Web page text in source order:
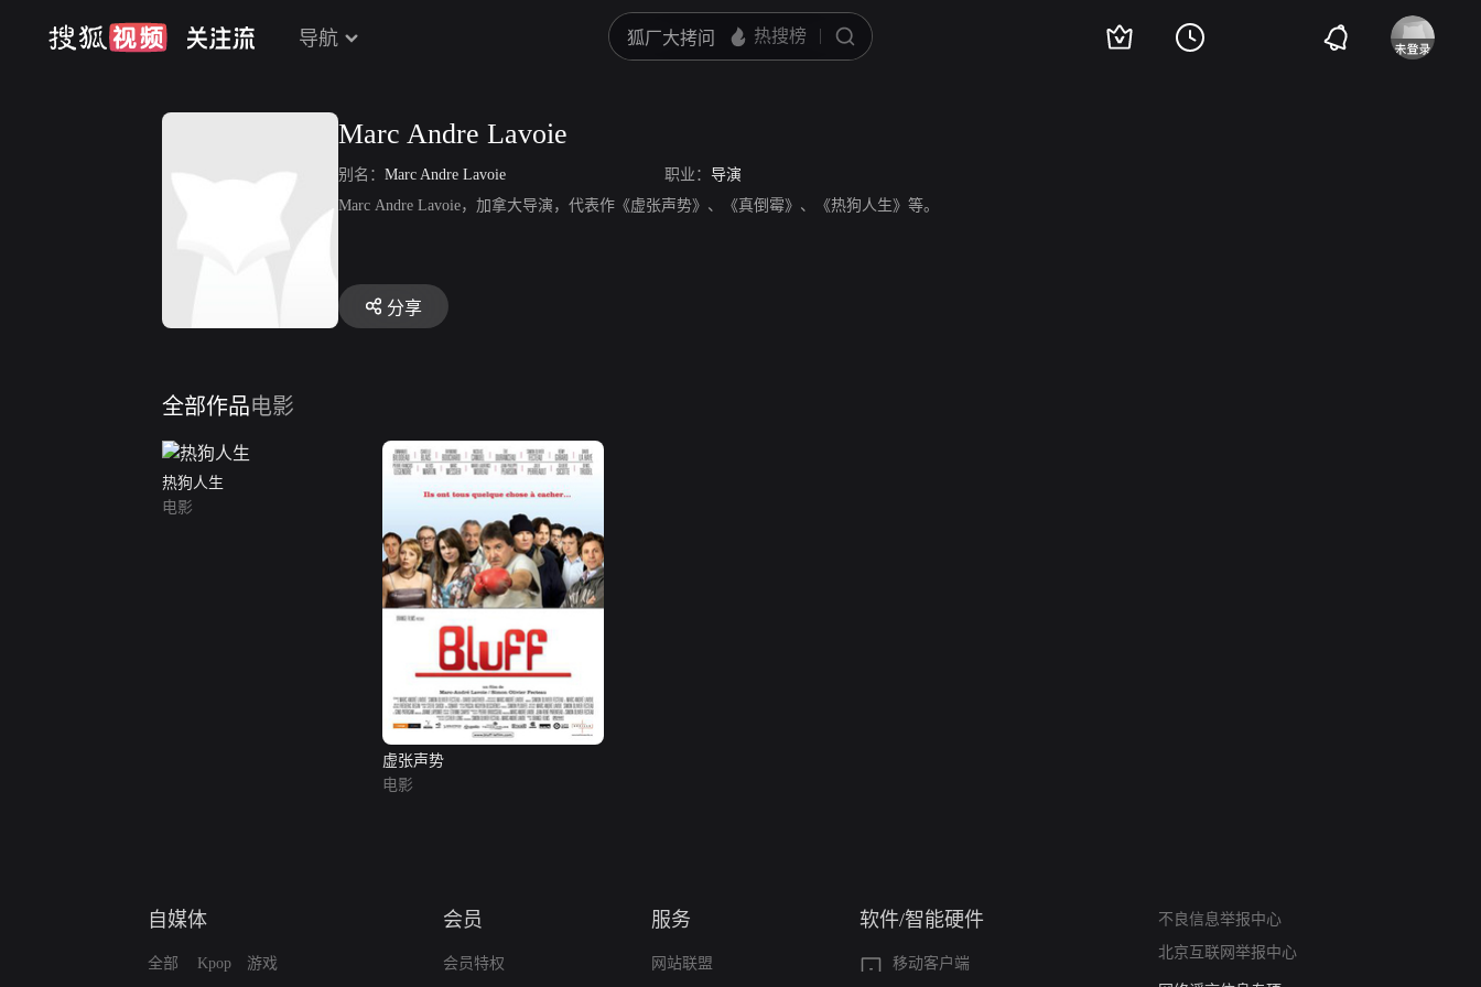
导航
Marc Andre Lavoie
别名： Marc Andre Lavoie 职业： 导演
Marc Andre Lavoie，加拿大导演，代表作《虚张声势》、《真倒霉》、《热狗人生》等。
分享
全部作品电影
热狗人生
电影
虚张声势
电影
自媒体
全部 Kpop 游戏
会员
会员特权
服务
网站联盟
软件/智能硬件
移动客户端
不良信息举报中心
北京互联网举报中心
涉历史虚无举报